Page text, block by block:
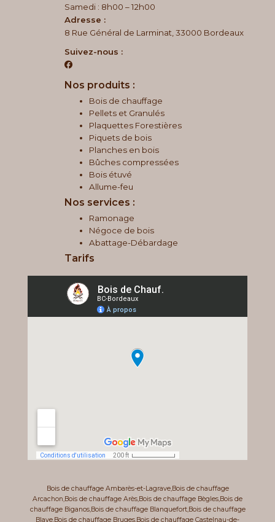
Samedi : 8h00 – 12h00
Adresse :
8 Rue Général de Larminat, 33000 Bordeaux
Suivez-nous :
Nos produits :
Bois de chauffage
Pellets et Granulés
Plaquettes Forestières
Piquets de bois
Planches en bois
Bûches compressées
Bois étuvé
Allume-feu
Nos services :
Ramonage
Négoce de bois
Abattage-Débardage
Tarifs
Bois de chauffage Ambarès-et-Lagrave,Bois de chauffage
Arcachon,Bois de chauffage Arès,Bois de chauffage Bègles,Bois de
chauffage Biganos,Bois de chauffage Blanquefort,Bois de chauffage
Blaye,Bois de chauffage Bruges,Bois de chauffage Castelnau-de-